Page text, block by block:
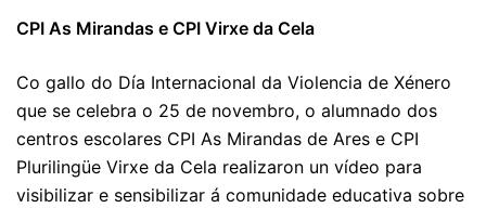
CPI As Mirandas e CPI Virxe da Cela
Co gallo do Día Internacional da Violencia de Xénero
que se celebra o 25 de novembro, o alumnado dos
centros escolares CPI As Mirandas de Ares e CPI
Plurilingüe Virxe da Cela realizaron un vídeo para
visibilizar e sensibilizar á comunidade educativa sobre